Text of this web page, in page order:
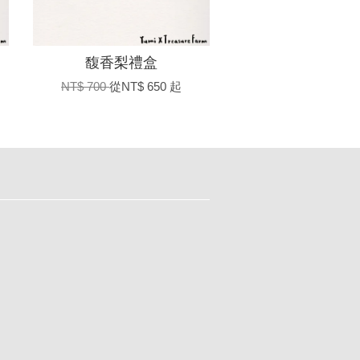
馥香梨禮盒
NT$ 700從NT$ 650 起